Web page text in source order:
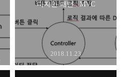
디자인 패턴 : MVC
2018.11.23